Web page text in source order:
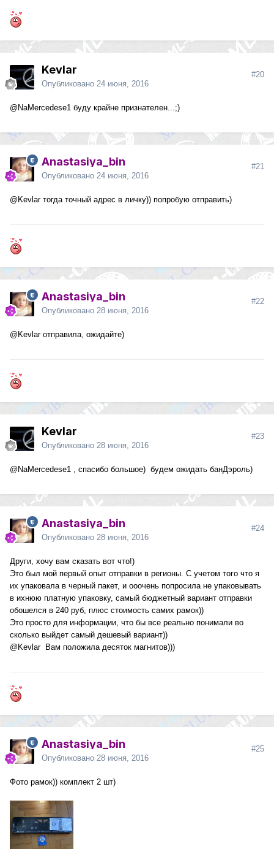
Kevlar
Опубликовано 24 июня, 2016
#20
@NaMercedese1 буду крайне признателен...;)
Anastasiya_bin
Опубликовано 24 июня, 2016
#21
@Kevlarтогда точный адрес в личку)) попробую отправить)
Anastasiya_bin
Опубликовано 28 июня, 2016
#22
@Kevlarотправила, ожидайте)
Kevlar
Опубликовано 28 июня, 2016
#23
@NaMercedese1 , спасибо большое) будем ожидать банДэроль)
Anastasiya_bin
Опубликовано 28 июня, 2016
#24
Други, хочу вам сказать вот что!)
Это был мой первый опыт отправки в регионы. С учетом того что я
их упаковала в черный пакет, и ооочень попросила не упаковывать
в ихнюю платную упаковку, самый бюджетный вариант отправки
обошелся в 240 руб, плюс стоимость самих рамок))
Это просто для информации, что бы все реально понимали во
сколько выйдет самый дешевый вариант))
@KevlarВам положила десяток магнитов)))
Anastasiya_bin
Опубликовано 28 июня, 2016
#25
Фото рамок)) комплект 2 шт)